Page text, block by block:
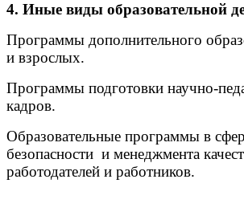
4. Иные виды образовательной
Программы дополнительного
и взрослых.
Программы подготовки научно-
кадров.
Образовательные программы в
безопасности и менеджмента
работодателей и работников.